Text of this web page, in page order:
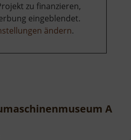
zu finanzieren,
eingeblendet.
ändern.